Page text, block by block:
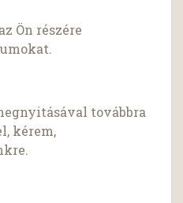
Ön részére
továbbra
kérem,